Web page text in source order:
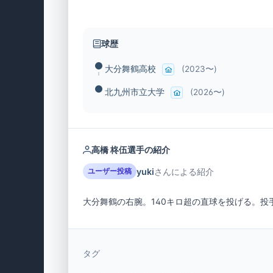
球歴
大分舞鶴高校 (2023〜)
北九州市立大学 (2026〜)
高橋 柊伍選手の紹介
ユーザー投稿 yukiさんによる紹介
大分舞鶴の右腕。140キロ超の直球を投げる。投
タグ